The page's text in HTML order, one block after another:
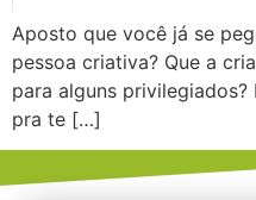
Aposto que você já se
pessoa criativa? Que a
para alguns
pra te […]